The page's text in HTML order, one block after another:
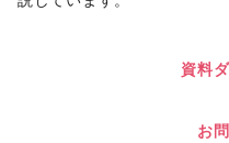
資料ダ
お 問